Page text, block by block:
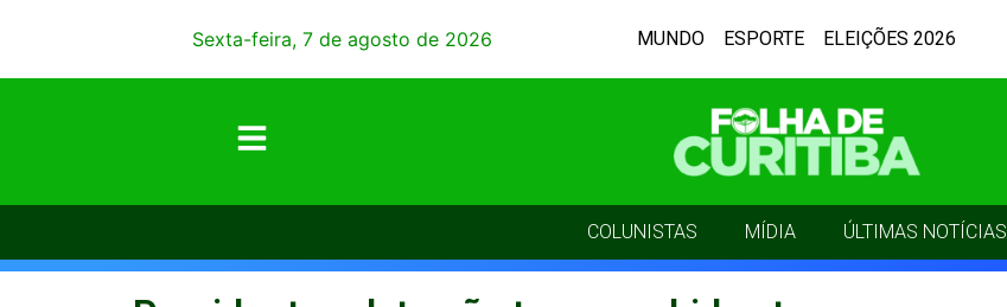
Sexta-feira, 7 de agosto de 2026 MUNDO ESPORTE ELEIÇÕES 2026
COLUNISTAS MÍDIA ÚLTIMAS NOTÍCIAS